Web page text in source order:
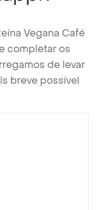
Vegana Café
completar os
de levar
breve possível